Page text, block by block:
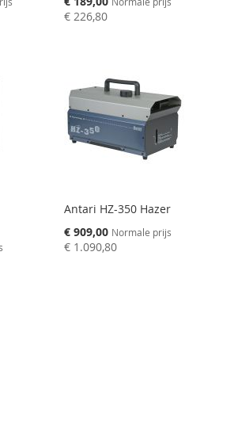
prijs
€ 226,80
Antari HZ-350 Hazer
Speciale
prijs
€ 909,00 Normale prijs
€ 1.090,80